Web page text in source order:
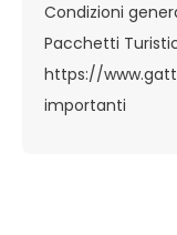
Condizioni
Pacchetti
https://
importanti